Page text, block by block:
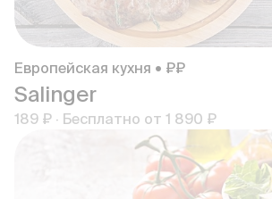
Европейская кухня • ₽₽
Salinger
189 ₽ · Бесплатно от 1 890 ₽